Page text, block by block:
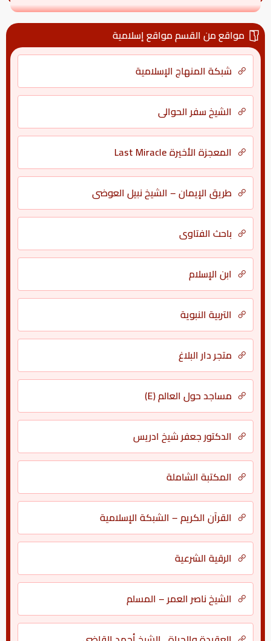
مواقع من القسم مواقع إسلامية
شبكة المنهاج الإسلامية
الشيخ سفر الحوالي
المعجزة الأخيرة Last Miracle
طريق الإيمان – الشيخ نبيل العوضي
باحث الفتاوى
ابن الإسلام
التربية النبوية
متجر دار البلاغ
مساجد حول العالم (E)
الدكتور جعفر شيخ ادريس
المكتبة الشاملة
القرآن الكريم – الشبكة الإسلامية
الرقية الشرعية
الشيخ ناصر العمر – المسلم